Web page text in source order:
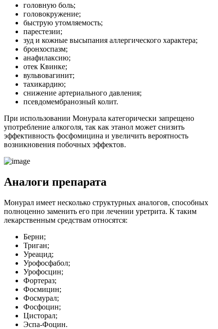
головную боль;
головокружение;
быструю утомляемость;
парестезии;
зуд и кожные высыпания аллергического характера;
бронхоспазм;
анафилаксию;
отек Квинке;
вульвовагинит;
тахикардию;
снижение артериального давления;
псевдомембранозный колит.
При использовании Монурала категорически запрещено
употребление алкоголя, так как этанол может снизить
эффективность фосфомицина и увеличить вероятность
возникновения побочных эффектов.
Аналоги препарата
Монурал имеет несколько структурных аналогов, способных
полноценно заменить его при лечении уретрита. К таким
лекарственным средствам относятся:
Берни;
Триган;
Уреацид;
Урофосфабол;
Урофосцин;
Фортераз;
Фосмицин;
Фосмурал;
Фосфоцин;
Цисторал;
Эспа-Фоцин.